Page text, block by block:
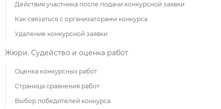
Действия участника после подачи конкурсной заявки
Как связаться с организаторами конкурса
Удаление конкурсной заявки
Жюри. Судейство и оценка работ
Оценка конкурсных работ
Страница сравнения работ
Выбор победителей конкурса